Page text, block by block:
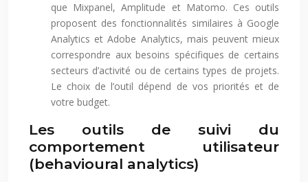
que Mixpanel, Amplitude et Matomo. Ces outils
proposent des fonctionnalités similaires à Google
Analytics et Adobe Analytics, mais peuvent mieux
correspondre aux besoins spécifiques de certains
secteurs d’activité ou de certains types de projets.
Le choix de l’outil dépend de vos priorités et de
votre budget.
Les outils de suivi du
comportement utilisateur
(behavioural analytics)